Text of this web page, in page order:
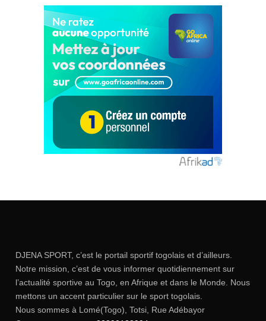
DJENA SPORT, c’est le portail sportif togolais et d’ailleurs.
Notre mission, c’est de vous informer quotidiennement sur
l’actualité sportive au Togo, en Afrique et dans le Monde. Nous
mettons un accent particulier sur le sport togolais.
Nous sommes à Lomé(Togo), Totsi, Rue Adébayor